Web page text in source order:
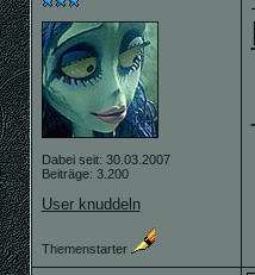
Dabei seit: 30.03.2007
Beiträge: 3.200
User knuddeln
Themenstarter